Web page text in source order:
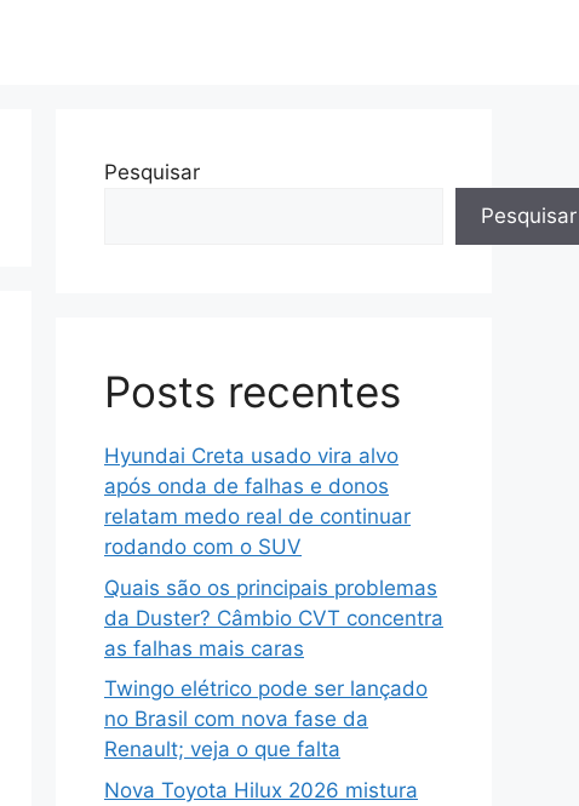
Pesquisar
Pesquisar
Posts recentes
Hyundai Creta usado vira alvo
após onda de falhas e donos
relatam medo real de continuar
rodando com o SUV
Quais são os principais problemas
da Duster? Câmbio CVT concentra
as falhas mais caras
Twingo elétrico pode ser lançado
no Brasil com nova fase da
Renault; veja o que falta
Nova Toyota Hilux 2026 mistura